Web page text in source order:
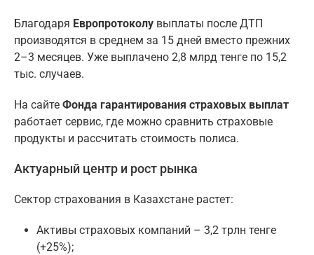
Благодаря Европротоколу выплаты после ДТП
производятся в среднем за 15 дней вместо прежних
2–3 месяцев. Уже выплачено 2,8 млрд тенге по 15,2
тыс. случаев.
На сайте Фонда гарантирования страховых выплат
работает сервис, где можно сравнить страховые
продукты и рассчитать стоимость полиса.
Актуарный центр и рост рынка
Сектор страхования в Казахстане растет:
Активы страховых компаний – 3,2 трлн тенге
(+25%);